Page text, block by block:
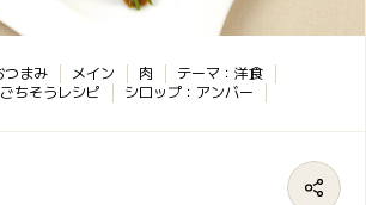
つまみ メイン 肉
テーマ：洋食
ちそうレシピ
シロップ：アンバー